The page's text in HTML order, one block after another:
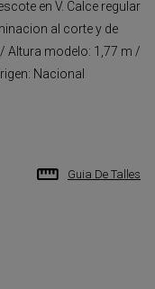
en V. Calce regular
al corte y de
Altura modelo: 1,77 m /
Nacional
Guia De Talles